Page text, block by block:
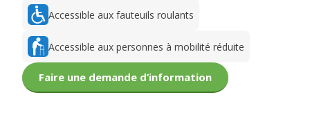
Accessible aux fauteuils roulants
Accessible aux personnes à mobilité réduite
Faire une demande d’information